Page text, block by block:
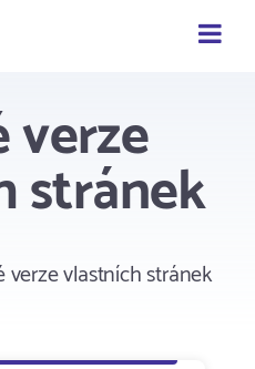
verze
stránek
vlastních stránek